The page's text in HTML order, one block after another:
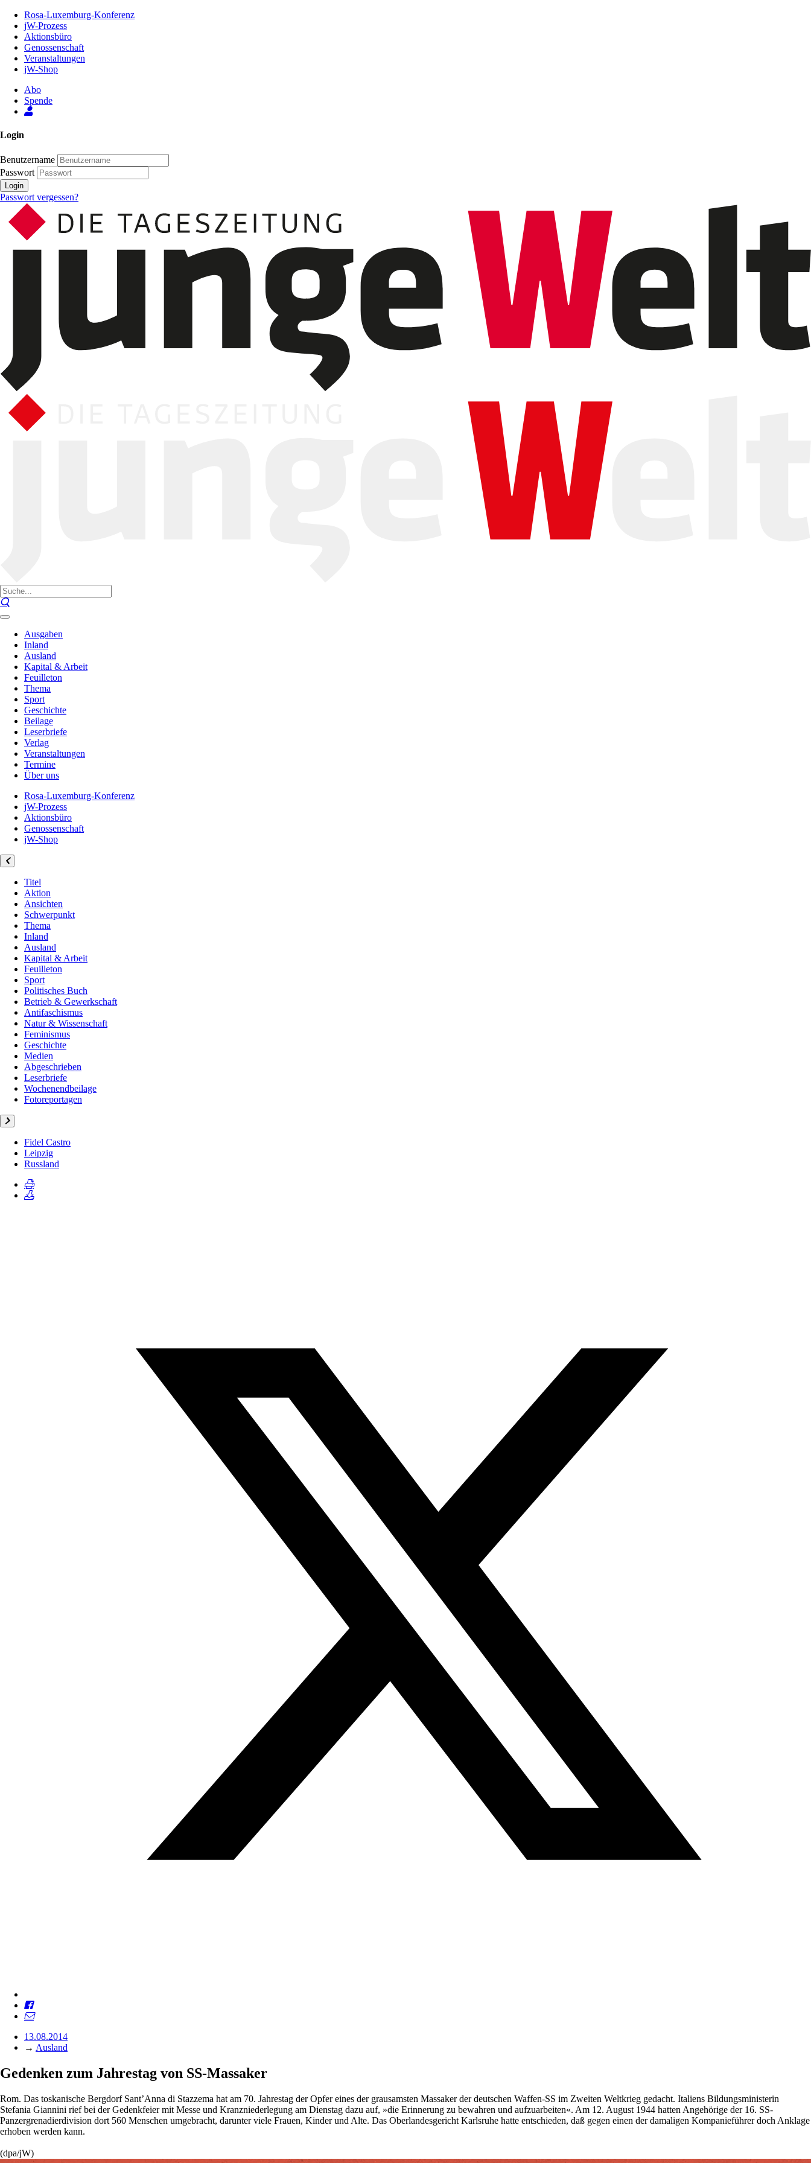
Inhalt
Seite
Rosa-Luxemburg-Konferenz
jW-Prozess
Aktionsbüro
Genossenschaft
Veranstaltungen
jW-Shop
Abo
Spende
Login
Benutzername
Passwort
Login
Passwort vergessen?
Ausgaben
Inland
Ausland
Kapital & Arbeit
Feuilleton
Thema
Sport
Geschichte
Beilage
Leserbriefe
Verlag
Veranstaltungen
Termine
Über uns
Rosa-Luxemburg-Konferenz
jW-Prozess
Aktionsbüro
Genossenschaft
jW-Shop
Titel
Aktion
Ansichten
Schwerpunkt
Thema
Inland
Ausland
Kapital & Arbeit
Feuilleton
Sport
Politisches Buch
Betrieb & Gewerkschaft
Antifaschismus
Natur & Wissenschaft
Feminismus
Geschichte
Medien
Abgeschrieben
Leserbriefe
Wochenendbeilage
Fotoreportagen
Fidel Castro
Leipzig
Russland
13.08.2014
→ Ausland
Gedenken zum Jahrestag von SS-Massaker
Rom. Das toskanische Bergdorf Sant’Anna di Stazzema hat am 70. Jahrestag der Opfer eines der grausamsten Massaker der deutschen Waffen-SS im Zweiten Weltkrieg gedacht. Italiens Bildungsministerin
Stefania Giannini rief bei der Gedenkfeier mit Messe und Kranzniederlegung am Dienstag dazu auf, »die Erinnerung zu bewahren und aufzuarbeiten«. Am 12. August 1944 hatten Angehörige der 16. SS-
Panzergrenadierdivision dort 560 Menschen umgebracht, darunter viele Frauen, Kinder und Alte. Das Oberlandesgericht Karlsruhe hatte entschieden, daß gegen einen der damaligen Kompanieführer doch Anklage
erhoben werden kann.
(dpa/jW)